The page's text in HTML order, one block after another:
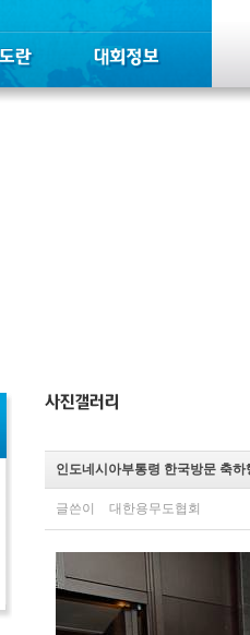
인도네시아부통령 한국방문 축하
글쓴이 대한용무도협회